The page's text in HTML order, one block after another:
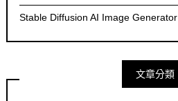
Stable Diffusion AI Image Generator
文章分類